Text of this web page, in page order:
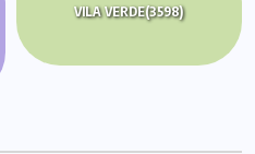
VILA VERDE(3598)